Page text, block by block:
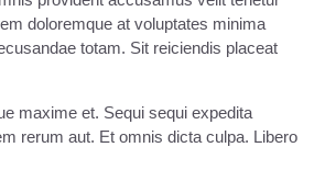
doloremque at voluptates minima
totam. Sit reiciendis placeat
maxime et. Sequi sequi expedita
rerum aut. Et omnis dicta culpa. Libero